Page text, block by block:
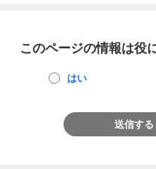
このページの情報は役
はい
送信する